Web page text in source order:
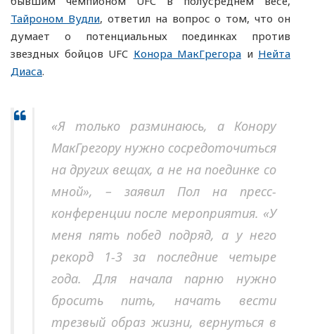
Тайроном Вудли, ответил на вопрос о том, что он
думает о потенциальных поединках против
звездных бойцов UFC Конора МакГрегора и Нейта
Диаса.
«Я только разминаюсь, а Конору
МакГрегору нужно сосредоточиться
на других вещах, а не на поединке со
мной», – заявил Пол на пресс-
конференции после мероприятия. «У
меня пять побед подряд, а у него
рекорд 1-3 за последние четыре
года. Для начала парню нужно
бросить пить, начать вести
трезвый образ жизни, вернуться в